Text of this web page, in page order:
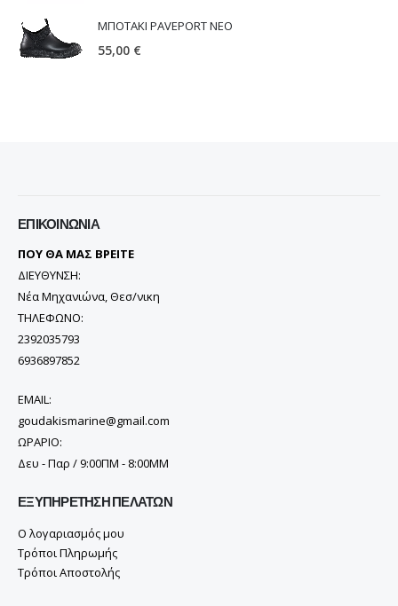
ΜΠΟΤΑΚΙ PAVEPORT NEO
55,00 €
ΕΠΙΚΟΙΝΩΝΊΑ
ΠΟΥ ΘΑ ΜΑΣ ΒΡΕΙΤΕ
ΔΙΕΥΘΥΝΣΗ:
Νέα Μηχανιώνα, Θεσ/νικη
ΤΗΛΕΦΩΝΟ:
2392035793
6936897852
EMAIL:
goudakismarine@gmail.com
ΩΡΑΡΙΟ:
Δευ - Παρ / 9:00ΠΜ - 8:00ΜΜ
ΕΞΥΠΗΡΈΤΗΣΗ ΠΕΛΑΤΏΝ
Ο λογαριασμός μου
Τρόποι Πληρωμής
Τρόποι Αποστολής